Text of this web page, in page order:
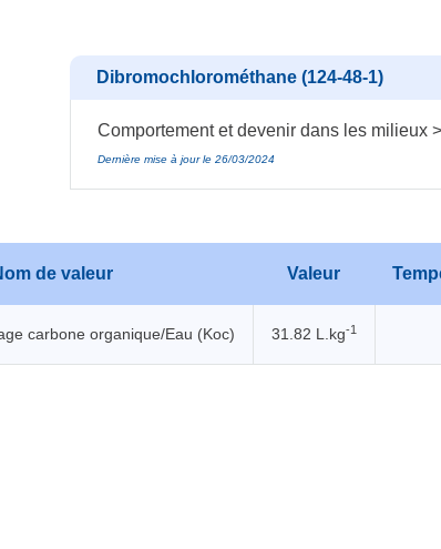
Dibromochlorométhane (124-48-1)
Comportement et devenir dans les milieux
Dernière mise à jour le 26/03/2024
de valeur Valeur
carbone organique/Eau (Koc) 31.82 L.kg-1